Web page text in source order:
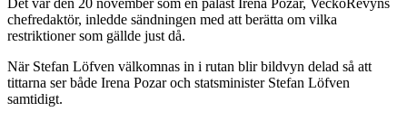
Det var den 20 november som en påläst Irena Pozar, VeckoRevyns
chefredaktör, inledde sändningen med att berätta om vilka
restriktioner som gällde just då.
När Stefan Löfven välkomnas in i rutan blir bildvyn delad så att
tittarna ser både Irena Pozar och statsminister Stefan Löfven
samtidigt.